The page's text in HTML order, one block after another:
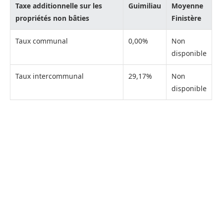
Taxe additionnelle sur les
propriétés non bâties
Guimiliau
Moyenne
Finistère
Taux communal 0,00%
Non
disponible
Taux intercommunal 29,17%
Non
disponible